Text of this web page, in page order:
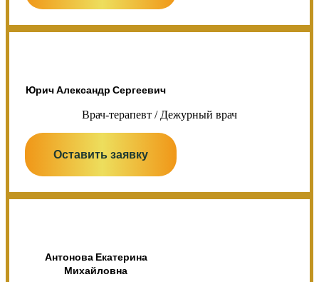
Юрич Александр Сергеевич
Врач-терапевт / Дежурный врач
Оставить заявку
Антонова Екатерина
Михайловна